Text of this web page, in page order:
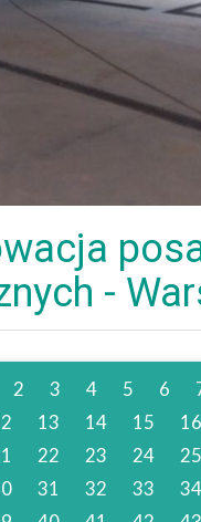
-
2 3 4 5 6
13 14 15 16
22 23 24 25
31 32 33 34